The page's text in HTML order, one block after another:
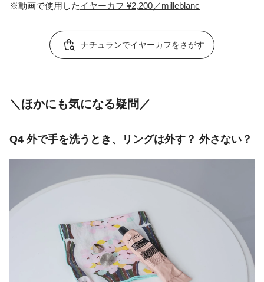
※動画で使用したイヤーカフ ¥2,200／milleblanc
ナチュランでイヤーカフをさがす
＼ほかにも気になる疑問／
Q4 外で手を洗うとき、リングは外す？ 外さない？